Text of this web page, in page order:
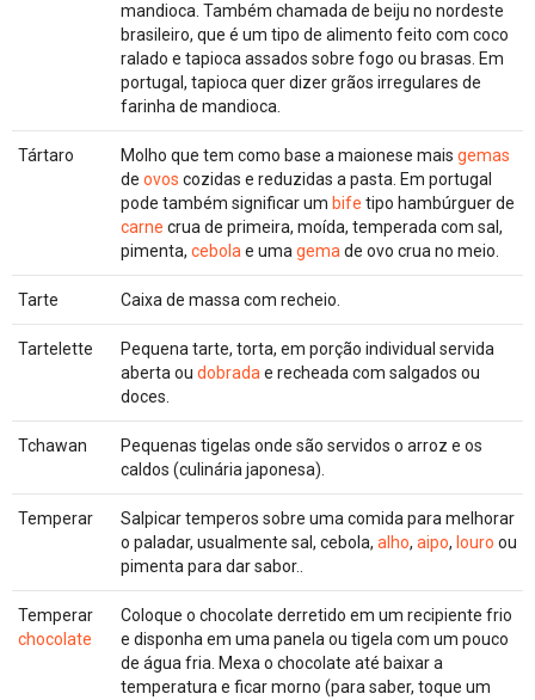
mandioca. Também chamada de beiju no nordeste
brasileiro, que é um tipo de alimento feito com coco
ralado e tapioca assados sobre fogo ou brasas. Em
portugal, tapioca quer dizer grãos irregulares de
farinha de mandioca.
Tártaro Molho que tem como base a maionese mais gemas
de ovos cozidas e reduzidas a pasta. Em portugal
pode também significar um bife tipo hambúrguer de
carne crua de primeira, moída, temperada com sal,
pimenta, cebola e uma gema de ovo crua no meio.
Tarte Caixa de massa com recheio.
Tartelette
Pequena tarte, torta, em porção individual servida
aberta ou dobrada e recheada com salgados ou
doces.
Tchawan
Pequenas tigelas onde são servidos o arroz e os
caldos (culinária japonesa).
Temperar
Salpicar temperos sobre uma comida para melhorar
o paladar, usualmente sal, cebola, alho, aipo, louro ou
pimenta para dar sabor..
Temperar
chocolate
Coloque o chocolate derretido em um recipiente frio
e disponha em uma panela ou tigela com um pouco
de água fria. Mexa o chocolate até baixar a
temperatura e ficar morno (para saber, toque um